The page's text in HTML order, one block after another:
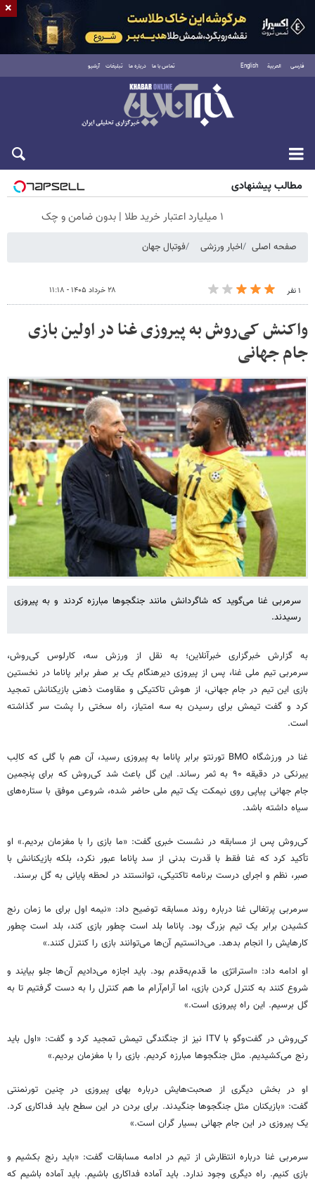
فارسی العربية English تماس با ما درباره ما تبلیغات آرشیو
جمعه ۱۶ مرداد ۱۴۰۵
مطالب پیشنهادی
۱ میلیارد اعتبار خرید طلا | بدون ضامن و چک
صفحه اصلی اخبار ورزشی فوتبال جهان
۱ نفر ۲۸ خرداد ۱۴۰۵ - ۱۱:۱۸
واکنش کی‌روش به پیروزی غنا در اولین بازی
جام جهانی
سرمربی غنا می‌گوید که شاگردانش مانند جنگجوها مبارزه کردند و به پیروزی
رسیدند.
به گزارش خبرگزاری خبرآنلاین؛ به نقل از ورزش سه، کارلوس کی‌روش،
سرمربی تیم ملی غنا، پس از پیروزی دیرهنگام یک بر صفر برابر پاناما در نخستین
بازی این تیم در جام جهانی، از هوش تاکتیکی و مقاومت ذهنی بازیکنانش تمجید
کرد و گفت تیمش برای رسیدن به سه امتیاز، راه سختی را پشت سر گذاشته
است.
غنا در ورزشگاه BMO تورنتو برابر پاناما به پیروزی رسید، آن هم با گلی که کالِب
ییرنکی در دقیقه ۹۰ به ثمر رساند. این گل باعث شد کی‌روش که برای پنجمین
جام جهانی پیاپی روی نیمکت یک تیم ملی حاضر شده، شروعی موفق با ستاره‌های
سیاه داشته باشد.
کی‌روش پس از مسابقه در نشست خبری گفت: «ما بازی را با مغزمان بردیم.» او
تأکید کرد که غنا فقط با قدرت بدنی از سد پاناما عبور نکرد، بلکه بازیکنانش با
صبر، نظم و اجرای درست برنامه تاکتیکی، توانستند در لحظه پایانی به گل برسند.
سرمربی پرتغالی غنا درباره روند مسابقه توضیح داد: «نیمه اول برای ما زمان رنج
کشیدن برابر یک تیم بزرگ بود. پاناما بلد است چطور بازی کند، بلد است چطور
کارهایش را انجام بدهد. می‌دانستیم آن‌ها می‌توانند بازی را کنترل کنند.»
او ادامه داد: «استراتژی ما قدم‌به‌قدم بود. باید اجازه می‌دادیم آن‌ها جلو بیایند و
شروع کنند به کنترل کردن بازی، اما آرام‌آرام ما هم کنترل را به دست گرفتیم تا به
گل برسیم. این راه پیروزی است.»
کی‌روش در گفت‌وگو با ITV نیز از جنگندگی تیمش تمجید کرد و گفت: «اول باید
رنج می‌کشیدیم. مثل جنگجوها مبارزه کردیم. بازی را با مغزمان بردیم.»
او در بخش دیگری از صحبت‌هایش درباره بهای پیروزی در چنین تورنمنتی
گفت: «بازیکنان مثل جنگجوها جنگیدند. برای بردن در این سطح باید فداکاری کرد.
یک پیروزی در این جام جهانی بسیار گران است.»
سرمربی غنا درباره انتظارش از تیم در ادامه مسابقات گفت: «باید رنج بکشیم و
بازی کنیم. راه دیگری وجود ندارد. باید آماده فداکاری باشیم. باید آماده باشیم که
×